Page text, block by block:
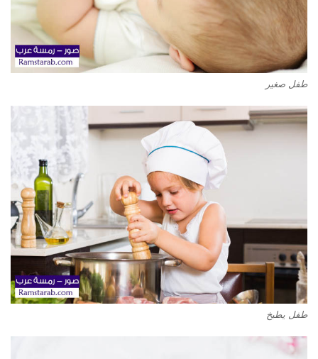
طفل صغير
طفل يطبخ